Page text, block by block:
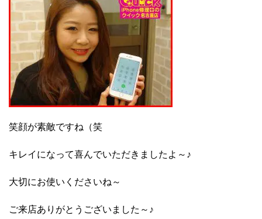
笑顔が素敵ですね（笑
キレイになって喜んでいただきましたよ～♪
大切にお使いくださいね～
ご来店ありがとうございました～♪